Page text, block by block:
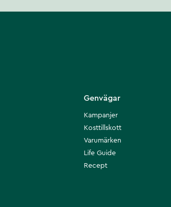
Genvägar
Kampanjer
Kosttillskott
Varumärken
Life Guide
Recept